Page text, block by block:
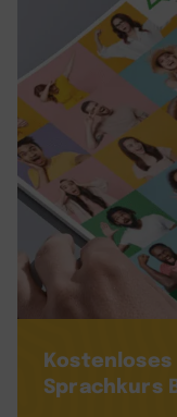
Sprachkurs